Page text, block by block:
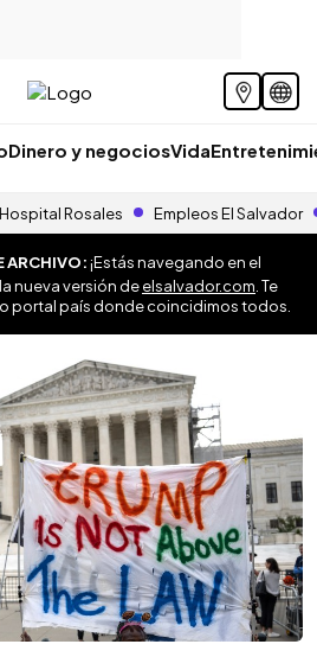
Dinero y negociosVida
Hospital Rosales Empleos El Salvador
ARCHIVO:¡Estás navegando en el
nueva versión deelsalvador.com . Te
portal país donde coincidimos todos.